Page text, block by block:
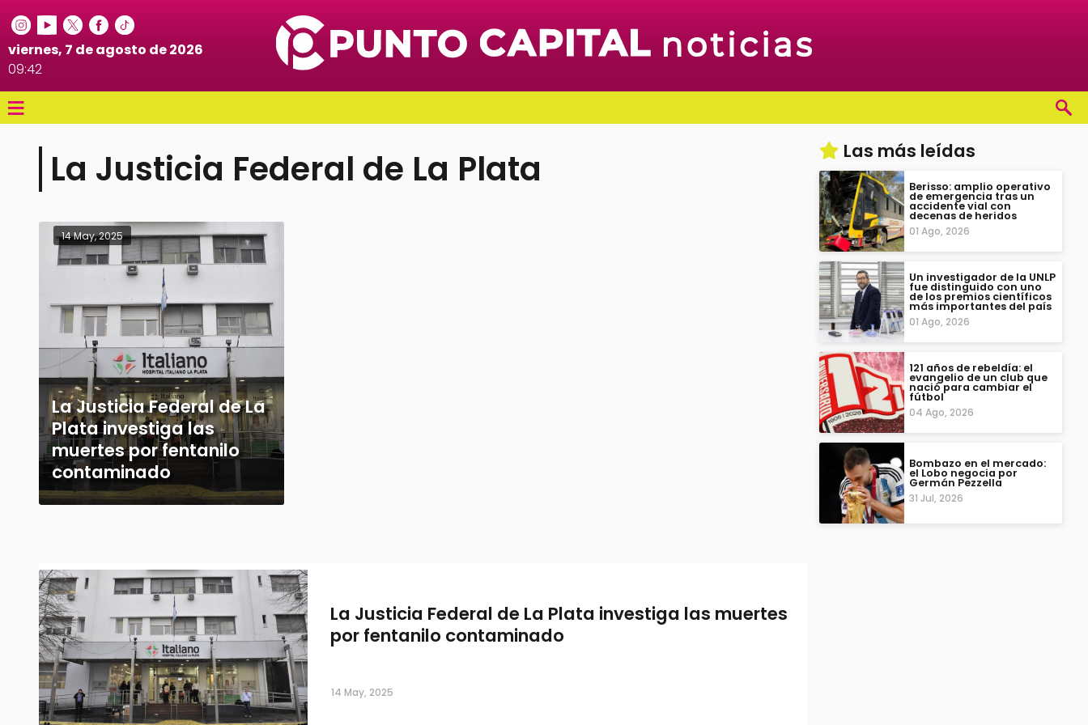
viernes, 7 de agosto de 2026
09:42
≡
Las más leídas
Berisso: amplio operativo
de emergencia tras un
accidente vial con
decenas de heridos
01 Ago, 2026
Un investigador de la UNLP
fue distinguido con uno
de los premios científicos
más importantes del país
01 Ago, 2026
121 años de rebeldía: el
evangelio de un club que
nació para cambiar el
fútbol
04 Ago, 2026
Bombazo en el mercado:
el Lobo negocia por
Germán Pezzella
31 Jul, 2026
La Justicia Federal de La Plata
14 May, 2025
La Justicia Federal de La
Plata investiga las
muertes por fentanilo
contaminado
La Justicia Federal de La Plata investiga las muertes
por fentanilo contaminado
14 May, 2025